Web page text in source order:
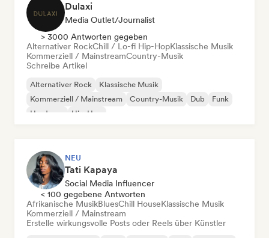
Dulaxi
Media Outlet/Journalist
> 3000 Antworten gegeben
Alternativer RockChill / Lo-fi Hip-HopKlassische Musik
Kommerziell / MainstreamCountry-Musik
Schreibe Artikel
Alternativer Rock
Klassische Musik
Kommerziell / Mainstream
Country-Musik Dub
Funk
Hardcore
Hip-Hop
NEU
Tati Kapaya
Social Media Influencer
< 100 gegebene Antworten
Afrikanische MusikBluesChill HouseKlassische Musik
Kommerziell / Mainstream
Erstelle wirkungsvolle Posts oder Reels über Künstler